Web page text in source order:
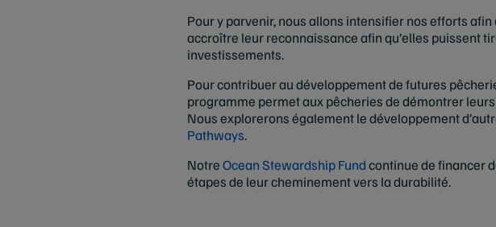
Pour y parvenir, nous allons intensifier nos efforts
accroître leur reconnaissance afin qu’elles puissent
investissements.
Pour contribuer au développement de futures
programme permet aux pêcheries de démontrer
Nous explorerons également le développement
Pathways.
NotreOcean Stewardship Fundcontinue de financer
étapes de leur cheminement vers la durabilité.